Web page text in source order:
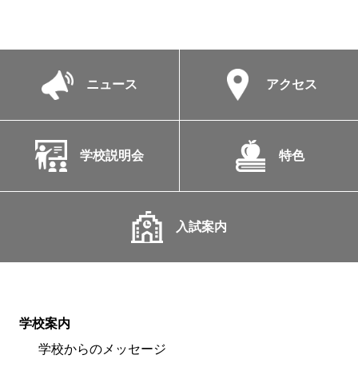
ニュース アクセス
学校説明会 特色
入試案内
学校案内
学校からのメッセージ